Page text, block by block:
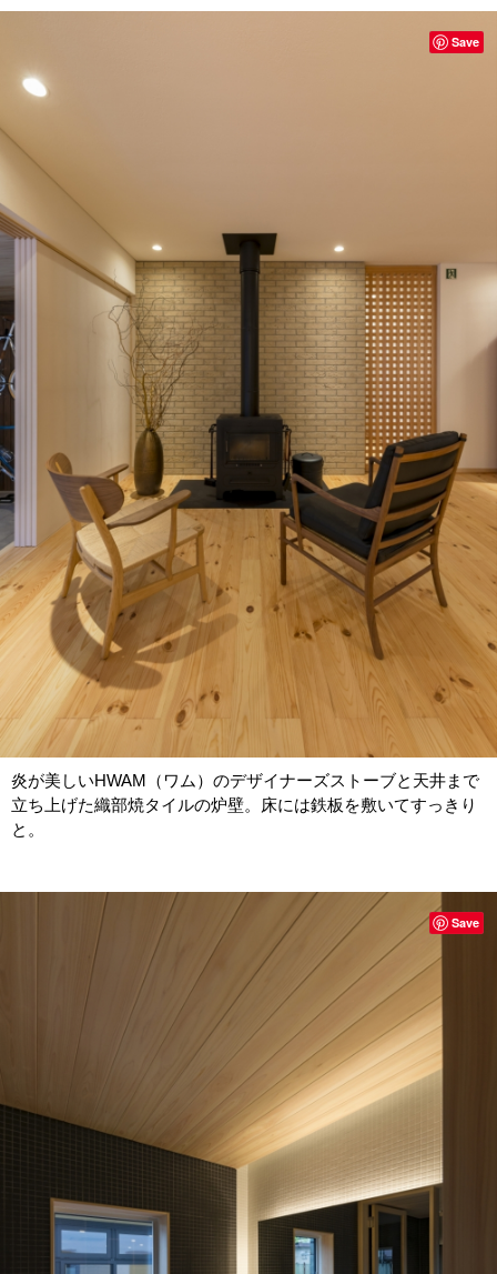
炎が美しいHWAM（ワム）のデザイナーズストーブと天井まで
立ち上げた織部焼タイルの炉壁。床には鉄板を敷いてすっきり
と。
Save
Save